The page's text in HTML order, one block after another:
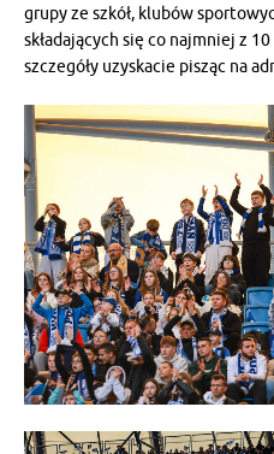
grupy ze szkół, klubów
składających się co najmniej z
szczegóły uzyskacie pisząc na